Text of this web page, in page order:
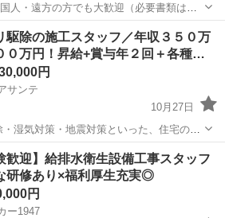
人・遠方の方でも大歓迎（必要書類は必
経験者からでも構いません☺︎ ☺︎経験
者、資格者優遇☺︎ ☺︎10～70代スタッフが活躍中☺︎ ☺︎現場は高...
未経験
駆除の施工スタッフ／年収３５０万
０万円！昇給+賞与年２回＋各種…
円
サンテ
10月27日
湿気対策・地震対策といった、住宅のメ
ただきます。 業界売上No.1の実績と
心・安全・高品質の自社施工なのでリピ
の...
未経験
歓迎】給排水衛生設備工事スタッフ
研修あり×福利厚生充実◎
円
ー1947